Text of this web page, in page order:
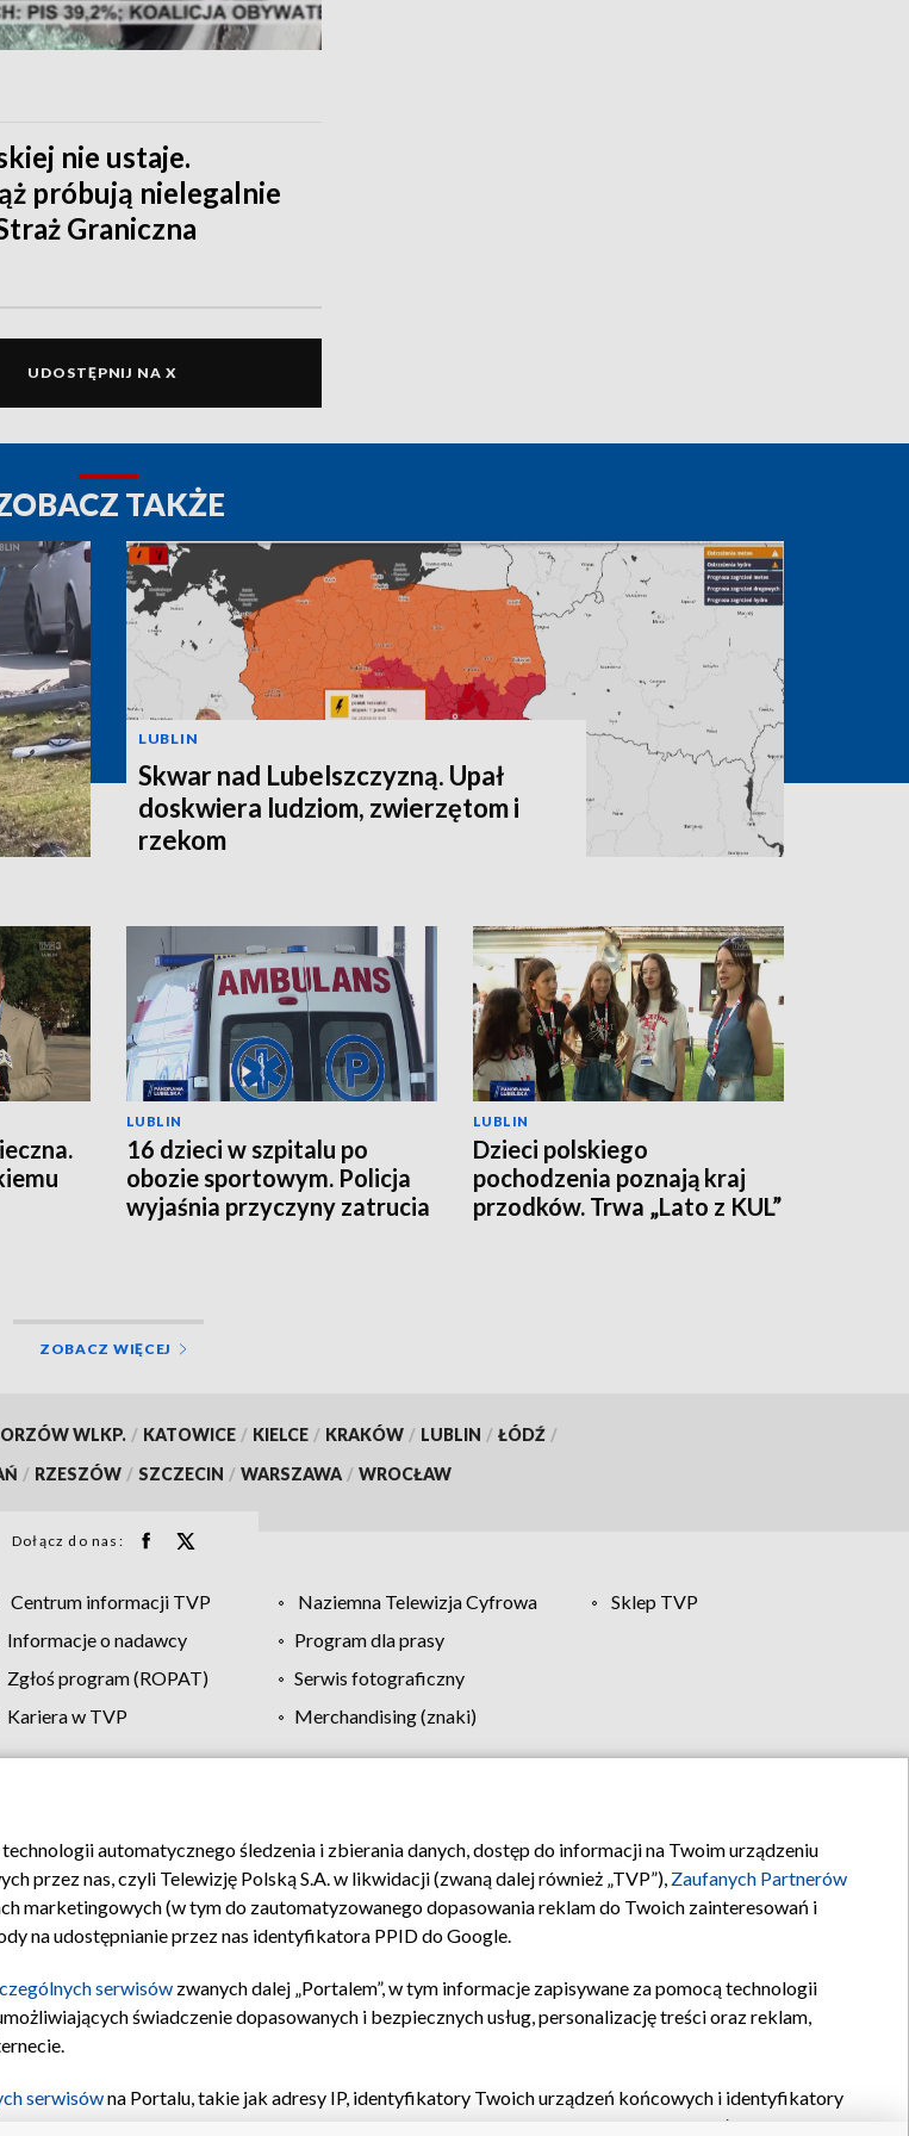
nie ustaje.
próbują nielegalnie
Graniczna
UDOSTĘPNIJ NA X
TAKŻE
LUBLIN
Skwar nad Lubelszczyzną. Upał
doskwiera ludziom, zwierzętom i
rzekom
LUBLIN
16 dzieci w szpitalu po
obozie sportowym. Policja
wyjaśnia przyczyny zatrucia
LUBLIN
Dzieci polskiego
pochodzenia poznają kraj
przodków. Trwa „Lato z KUL”
ZOBACZ WIĘCEJ
WLKP. / KATOWICE / KIELCE / KRAKÓW / LUBLIN / ŁÓDŹ /
/ RZESZÓW / SZCZECIN / WARSZAWA / WROCŁAW
Dołącz do nas:
Centrum informacji TVP Naziemna Telewizja Cyfrowa
Sklep TVP
Informacje o nadawcy
Program dla prasy
Zgłoś program (ROPAT)
Serwis fotograficzny
Kariera w TVP
Merchandising (znaki)
Moje zgody Pomoc Biuro reklamy Kontakt
automatycznego śledzenia i zbierania danych, dostęp do informacji na Twoim urządzeniu
przez nas, czyli Telewizję Polską S.A. w likwidacji (zwaną dalej również „TVP”), Zaufanych Partnerów
marketingowych (w tym do zautomatyzowanego dopasowania reklam do Twoich zainteresowań i
na udostępnianie przez nas identyfikatora PPID do Google.
serwisów zwanych dalej „Portalem”, w tym informacje zapisywane za pomocą technologii
świadczenie dopasowanych i bezpiecznych usług, personalizację treści oraz reklam,
serwisówna Portalu, takie jak adresy IP, identyfikatory Twoich urządzeń końcowych i identyfikatory
oraz pozostałych